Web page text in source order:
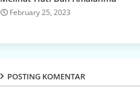
February 25, 2023
POSTING KOMENTAR